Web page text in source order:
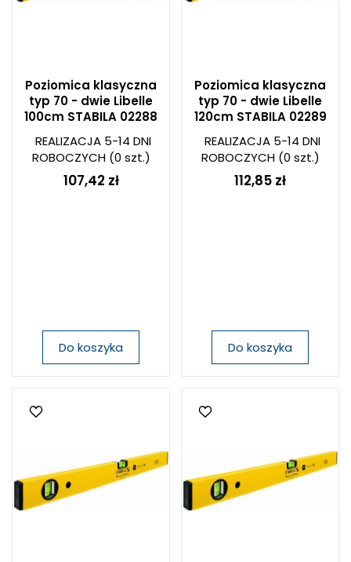
Poziomica klasyczna
typ 70 - dwie Libelle
100cm STABILA 02288
REALIZACJA 5-14 DNI
ROBOCZYCH(0 szt.)
107,42 zł
Do koszyka
Poziomica klasyczna
typ 70 - dwie Libelle
120cm STABILA 02289
REALIZACJA 5-14 DNI
ROBOCZYCH(0 szt.)
112,85 zł
Do koszyka